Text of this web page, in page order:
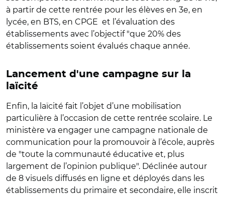
à partir de cette rentrée pour les élèves en 3e, en
lycée, en BTS, en CPGE et l’évaluation des
établissements avec l’objectif "que 20% des
établissements soient évalués chaque année.
Lancement d'une campagne sur la
laïcité
Enfin, la laïcité fait l’objet d’une mobilisation
particulière à l’occasion de cette rentrée scolaire. Le
ministère va engager une campagne nationale de
communication pour la promouvoir à l’école, auprès
de "toute la communauté éducative et, plus
largement de l’opinion publique". Déclinée autour
de 8 visuels diffusés en ligne et déployés dans les
établissements du primaire et secondaire, elle inscrit